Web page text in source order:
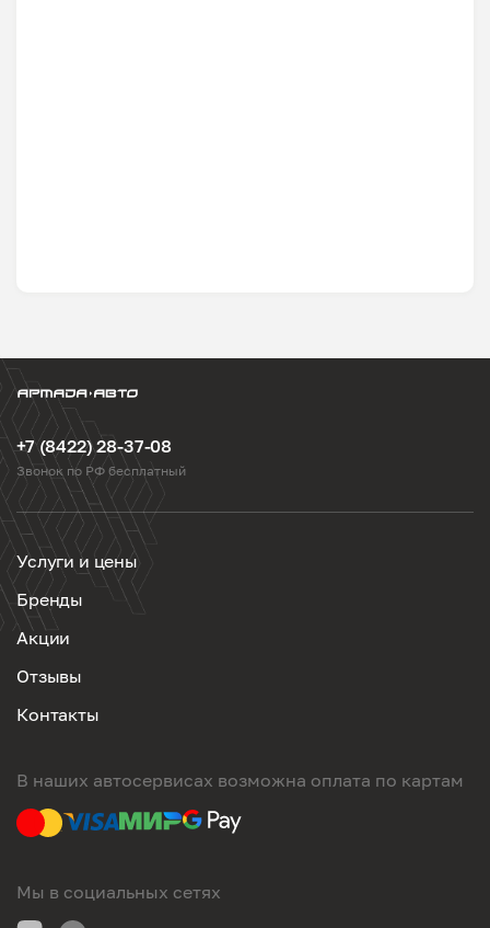
+7 (8422) 28-37-08
Звонок по РФ бесплатный
Услуги и цены
Бренды
Акции
Отзывы
Контакты
В наших автосервисах возможна оплата по картам
Мы в социальных сетях